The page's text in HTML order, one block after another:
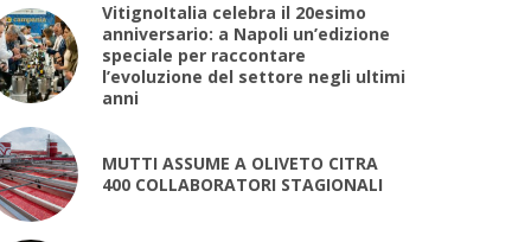
VitignoItalia celebra il 20esimo
anniversario: a Napoli un’edizione
speciale per raccontare
l’evoluzione del settore negli ultimi
anni
MUTTI ASSUME A OLIVETO CITRA
400 COLLABORATORI STAGIONALI